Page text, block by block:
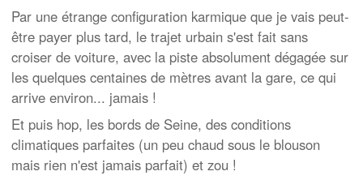
Par une étrange configuration karmique que je vais peut-
être payer plus tard, le trajet urbain s'est fait sans
croiser de voiture, avec la piste absolument dégagée sur
les quelques centaines de mètres avant la gare, ce qui
arrive environ... jamais !
Et puis hop, les bords de Seine, des conditions
climatiques parfaites (un peu chaud sous le blouson
mais rien n'est jamais parfait) et zou !